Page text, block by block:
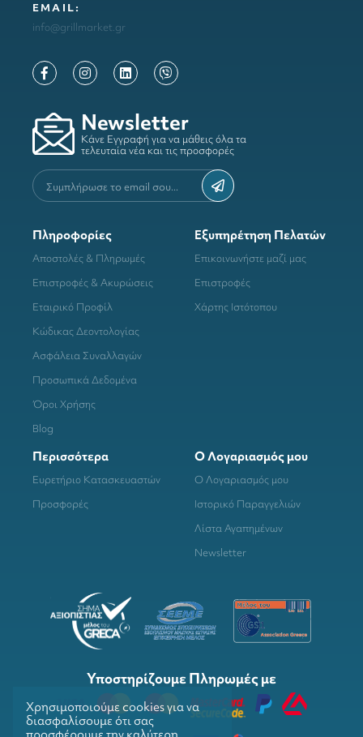
ΕΜΑΙL:
info@grillmarket.gr
Newsletter
Κάνε Εγγραφή για να μάθεις όλα τα
τελευταία νέα και τις προσφορές
Πληροφορίες
Αποστολές & Πληρωμές
Επιστροφές & Ακυρώσεις
Εταιρικό Προφίλ
Κώδικας Δεοντολογίας
Ασφάλεια Συναλλαγών
Προσωπικά Δεδομένα
Όροι Χρήσης
Blog
Εξυπηρέτηση Πελατών
Επικοινωνήστε μαζί μας
Επιστροφές
Χάρτης Ιστότοπου
Περισσότερα
Ευρετήριο Κατασκευαστών
Προσφορές
Ο Λογαριασμός μου
Ο Λογαριασμός μου
Ιστορικό Παραγγελιών
Λίστα Αγαπημένων
Newsletter
Υποστηρίζουμε Πληρωμές με
Χρησιμοποιούμε cookies για να
διασφαλίσουμε ότι σας